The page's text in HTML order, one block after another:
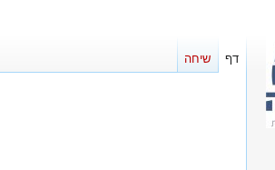
דף שיחה